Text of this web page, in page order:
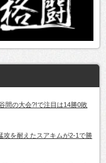
間の大会?!で注目は14勝0敗
攻を耐えたスアキムが2-1で勝